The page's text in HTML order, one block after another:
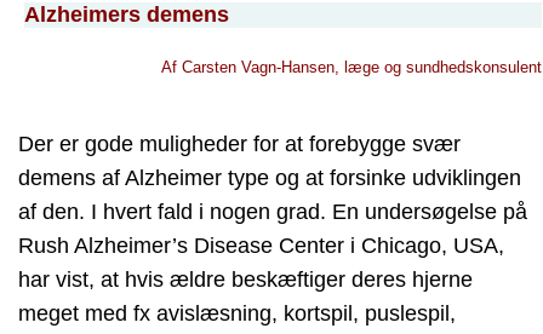
Alzheimers demens
Af Carsten Vagn-Hansen, læge og sundhedskonsulent
Der er gode muligheder for at forebygge svær
demens af Alzheimer type og at forsinke udviklingen
af den. I hvert fald i nogen grad. En undersøgelse på
Rush Alzheimer’s Disease Center i Chicago, USA,
har vist, at hvis ældre beskæftiger deres hjerne
meget med fx avislæsning, kortspil, puslespil,